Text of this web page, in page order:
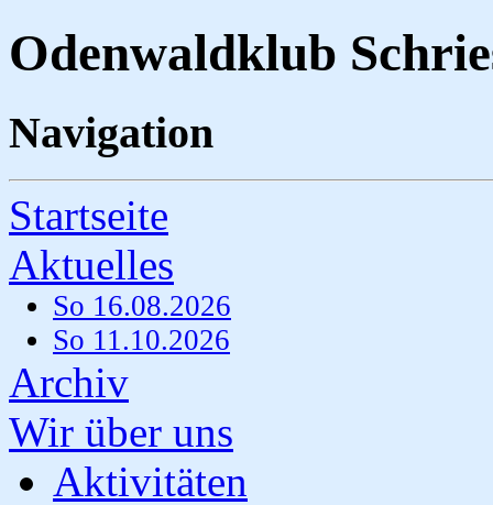
Odenwaldklub
Navigation
Startseite
Aktuelles
So 16.08.2026
So 11.10.2026
Archiv
Wir über uns
Aktivitäten